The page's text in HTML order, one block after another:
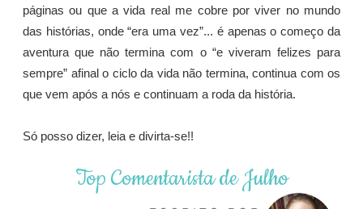
páginas ou que a vida real me cobre por viver no mundo
das histórias, onde “era uma vez”... é apenas o começo da
aventura que não termina com o “e viveram felizes para
sempre” afinal o ciclo da vida não termina, continua com os
que vem após a nós e continuam a roda da história.
Só posso dizer, leia e divirta-se!!
Top Comentarista de Julho